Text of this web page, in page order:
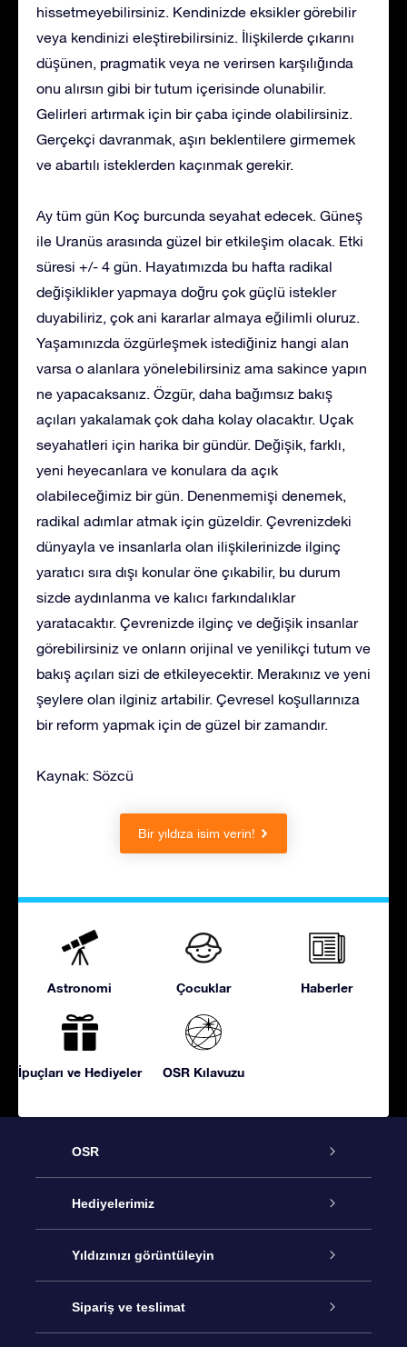
hissetmeyebilirsiniz. Kendinizde eksikler görebilir
veya kendinizi eleştirebilirsiniz. İlişkilerde çıkarını
düşünen, pragmatik veya ne verirsen karşılığında
onu alırsın gibi bir tutum içerisinde olunabilir.
Gelirleri artırmak için bir çaba içinde olabilirsiniz.
Gerçekçi davranmak, aşırı beklentilere girmemek
ve abartılı isteklerden kaçınmak gerekir.
Ay tüm gün Koç burcunda seyahat edecek. Güneş
ile Uranüs arasında güzel bir etkileşim olacak. Etki
süresi +/- 4 gün. Hayatımızda bu hafta radikal
değişiklikler yapmaya doğru çok güçlü istekler
duyabiliriz, çok ani kararlar almaya eğilimli oluruz.
Yaşamınızda özgürleşmek istediğiniz hangi alan
varsa o alanlara yönelebilirsiniz ama sakince yapın
ne yapacaksanız. Özgür, daha bağımsız bakış
açıları yakalamak çok daha kolay olacaktır. Uçak
seyahatleri için harika bir gündür. Değişik, farklı,
yeni heyecanlara ve konulara da açık
olabileceğimiz bir gün. Denenmemişi denemek,
radikal adımlar atmak için güzeldir. Çevrenizdeki
dünyayla ve insanlarla olan ilişkilerinizde ilginç
yaratıcı sıra dışı konular öne çıkabilir, bu durum
sizde aydınlanma ve kalıcı farkındalıklar
yaratacaktır. Çevrenizde ilginç ve değişik insanlar
görebilirsiniz ve onların orijinal ve yenilikçi tutum ve
bakış açıları sizi de etkileyecektir. Merakınız ve yeni
şeylere olan ilginiz artabilir. Çevresel koşullarınıza
bir reform yapmak için de güzel bir zamandır.
Kaynak: Sözcü
Bir yıldıza isim verin!
Astronomi Çocuklar Haberler
İpuçları ve Hediyeler OSR Kılavuzu
OSR
Hizmet
İletişim
Blogu
Hediyelerimiz
Çevrimiçi Yıldız Hediyesi
OSR Hediye Paketi
Yıldızınızı görüntüleyin
Star Register
Sipariş ve teslimat